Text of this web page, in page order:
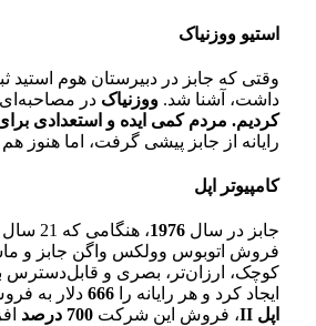
استیو ووزنیاک
وقتی که جابز در دبیرستان هوم استید
داشت، آشنا شد. ووزنیاک در
کردیم. مردم کمی ایده و استعدادی
رایانه از جابز پیشی گرفت، اما هنوز
کامپیوتر اپل
جابز در سال 1976
،
فروش اتوبوس وولکس واگن جابز و
کوچک، ارزان‌تر، بصری و قابل‌دسترس
ایجاد کرد و هر رایانه را 666 دلار به
اپل II
، فروش این شرکت